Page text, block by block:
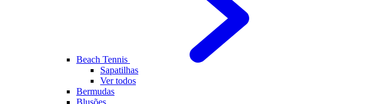
Beach Tennis
Sapatilhas
Ver todos
Bermudas
Blusões